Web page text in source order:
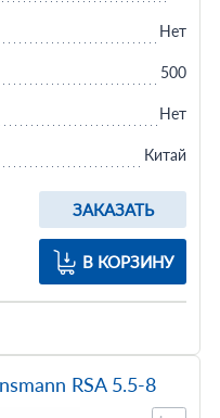
ЗАКАЗАТЬ
В КОРЗИНУ
Нет
500
Нет
Китай
RSA 5.5-8